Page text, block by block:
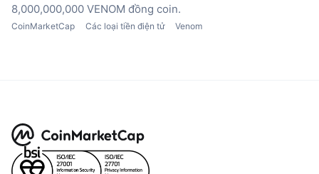
8,000,000,000 VENOM đồng coin.
CoinMarketCap Các loại tiền điện tử Venom